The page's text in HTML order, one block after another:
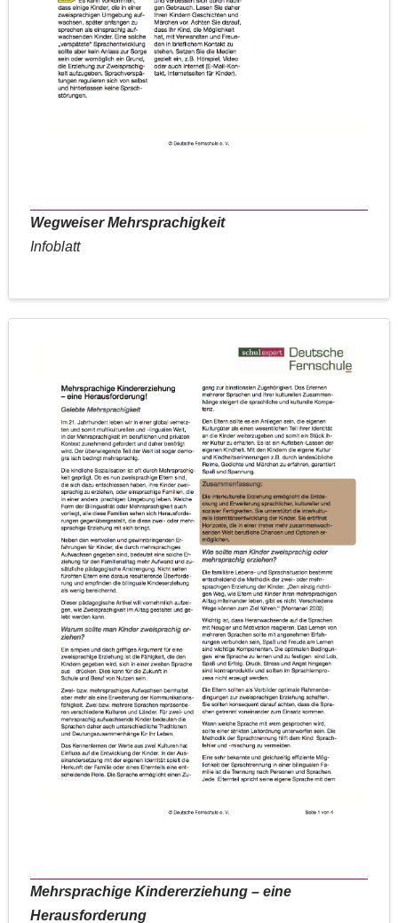
Wegweiser Mehrsprachigkeit
Infoblatt
Mehrsprachige Kindererziehung – eine
Herausforderung